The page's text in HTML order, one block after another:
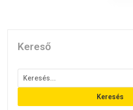
Kereső
Keresés